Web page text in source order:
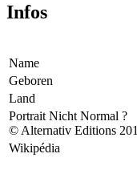
Infos
Name
Geboren
Land
Portrait Nicht Normal ?
© Alternativ Editions
Wikipédia